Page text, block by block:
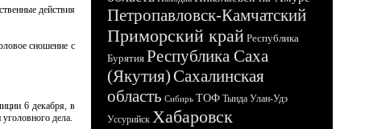
действия
сношение с
6 декабря, в
дела.
Петропавловск-Камчатский
Приморский край Республика
Бурятия Республика Саха
(Якутия)Сахалинская
область Сибирь ТОФ Тында Улан-Удэ
Уссурийск Хабаровск